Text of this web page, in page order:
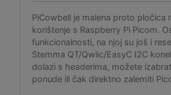
PiCowbell je malena proto pločica
korištenje s Raspberry Pi Picom.
funkcionalnosti, na njoj su još i
Stemma QT/Qwiic/EasyC I2C
dolazi s headerima, možete
ponude ili čak direktno zalemiti